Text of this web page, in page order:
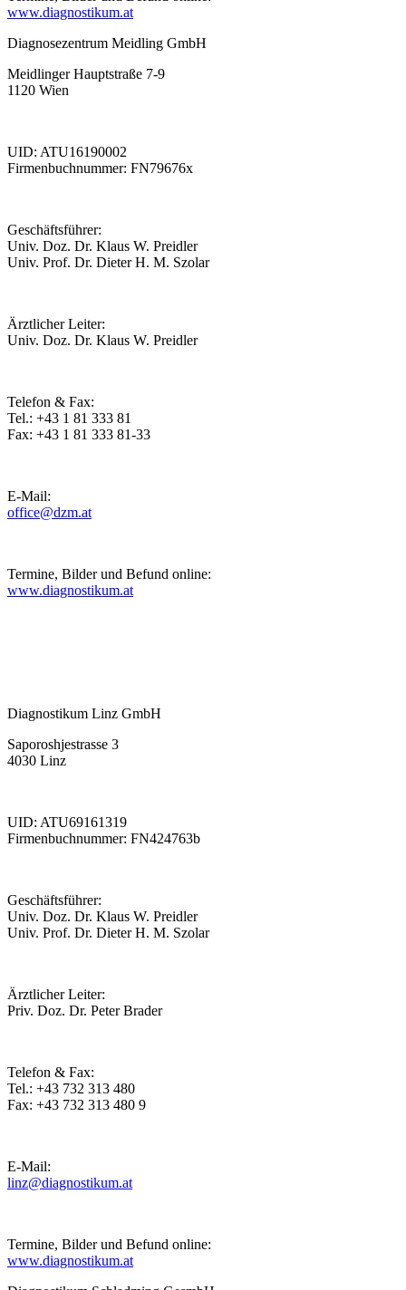
www.diagnostikum.at
Diagnosezentrum Meidling GmbH
Meidlinger Hauptstraße 7-9
1120 Wien
UID: ATU16190002
Firmenbuchnummer: FN79676x
Geschäftsführer:
Univ. Doz. Dr. Klaus W. Preidler
Univ. Prof. Dr. Dieter H. M. Szolar
Ärztlicher Leiter:
Univ. Doz. Dr. Klaus W. Preidler
Telefon & Fax:
Tel.: +43 1 81 333 81
Fax: +43 1 81 333 81-33
E-Mail:
office@dzm.at
Termine, Bilder und Befund online:
www.diagnostikum.at
Diagnostikum Linz GmbH
Saporoshjestrasse 3
4030 Linz
UID: ATU69161319
Firmenbuchnummer: FN424763b
Geschäftsführer:
Univ. Doz. Dr. Klaus W. Preidler
Univ. Prof. Dr. Dieter H. M. Szolar
Ärztlicher Leiter:
Priv. Doz. Dr. Peter Brader
Telefon & Fax:
Tel.: +43 732 313 480
Fax: +43 732 313 480 9
E-Mail:
linz@diagnostikum.at
Termine, Bilder und Befund online:
www.diagnostikum.at